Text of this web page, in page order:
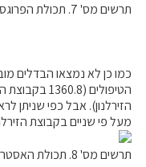
תרשים מס' 7. תכולת הפרוגסטרון בזקיקים פרהאובולטוריים
כמו כן לא נמצאו הבדלים
מעל פי שניים בקבוצת
תרשים מס' 8. תכולת האסטרדיול בזקיקים פרהאובולטוריים